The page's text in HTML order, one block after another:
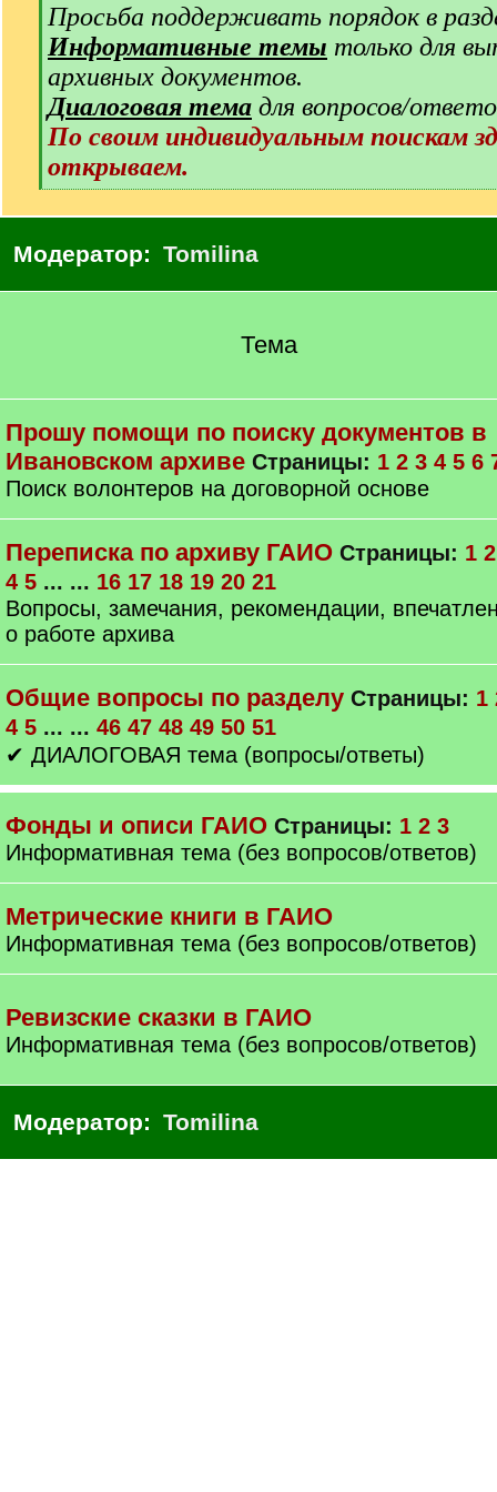
[
q
]
Просьба поддерживать порядок в
Информативные темы только для
архивных документов.
Диалоговая тема для вопросов/
По своим индивидуальным поискам
открываем.
[
/
]
Модератор: Tomilina
Тема
Прошу помощи по поиску документов в
Ивановском архиве Страницы: 1 2 3 4 5 6
Поиск волонтеров на договорной основе
Переписка по архиву ГАИО Страницы: 1 2
4 5 ... ... 16 17 18 19 20 21
Вопросы, замечания, рекомендации,
о работе архива
Общие вопросы по разделу Страницы: 1
4 5 ... ... 46 47 48 49 50 51
✔ ДИАЛОГОВАЯ тема (вопросы/ответы)
Фонды и описи ГАИО Страницы: 1 2 3
Информативная тема (без вопросов/ответов)
Метрические книги в ГАИО
Информативная тема (без вопросов/ответов)
Ревизские сказки в ГАИО
Информативная тема (без вопросов/ответов)
Модератор: Tomilina